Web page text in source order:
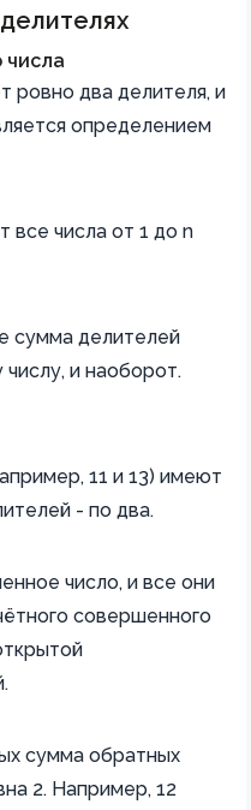
числа
ровно два делителя, и
определением
все числа от 1 до n
сумма делителей
числу, и наоборот.
11 и 13) имеют
- по два.
число, и все они
совершенного
сумма обратных
2. Например, 12